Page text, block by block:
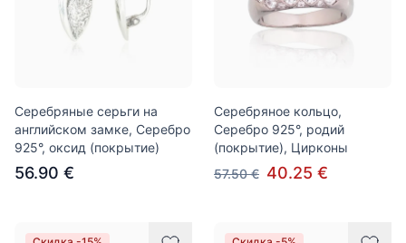
Серебряные серьги на
английском замке, Серебро
925°, оксид (покрытие)
56.90 €
Серебряное кольцо,
Серебро 925°, родий
(покрытие), Цирконы
57.50 € 40.25 €